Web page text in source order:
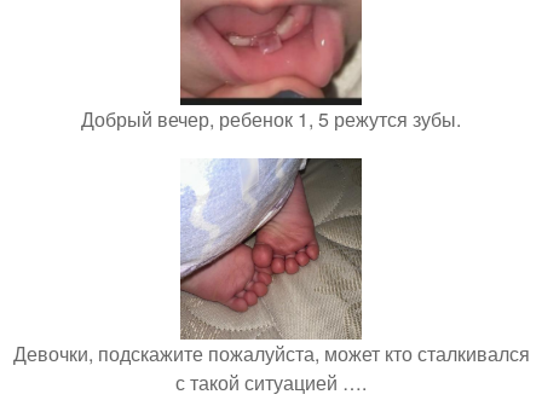
Добрый вечер, ребенок 1, 5 режутся зубы.
Девочки, подскажите пожалуйста, может кто сталкивался
с такой ситуацией ….